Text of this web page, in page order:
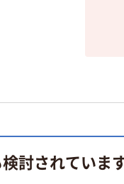
討されていま